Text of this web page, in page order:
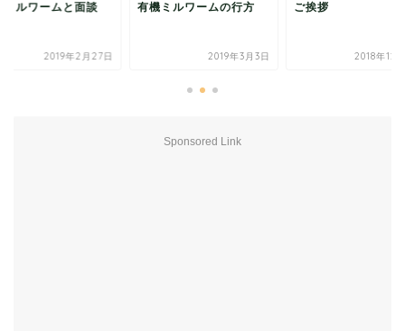
有機ミルワームの行方
2019年3月3日
ご挨拶
2018年12月17日
Sponsored Link